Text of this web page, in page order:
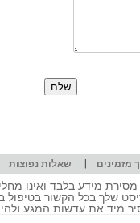
מזמינים | שאלות נפוצות
מידע בלבד ואינו
שלך בכל הקשור
מיד את עדשות המגע